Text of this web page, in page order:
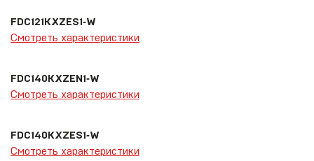
FDC121KXZES1‑W
Смотреть характеристики
FDC140KXZEN1‑W
Смотреть характеристики
FDC140KXZES1‑W
Смотреть характеристики